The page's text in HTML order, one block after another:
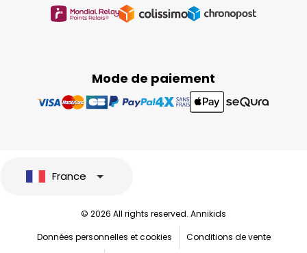
Mode de paiement
France
© 2026 All rights reserved. Annikids
Données personnelles et cookies
Conditions de vente